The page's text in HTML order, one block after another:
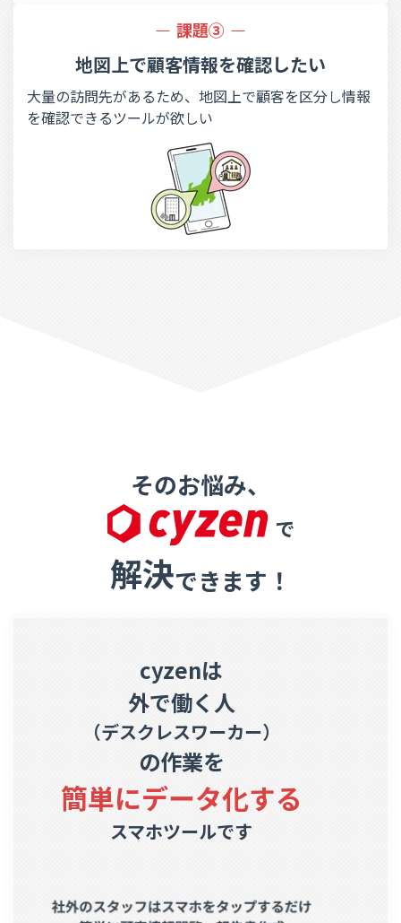
課題③
地図上で顧客情報を確認したい
大量の訪問先があるため、地図上で顧客を区分し情報
を確認できるツールが欲しい
そのお悩み、
で
解決できます！
cyzenは
外で働く人
（デスクレスワーカー）
の作業を
簡単にデータ化する
スマホツールです